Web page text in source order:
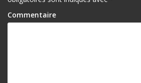
Commentaire